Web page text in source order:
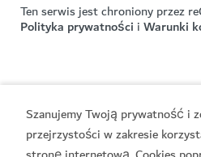
Szanujemy Twoją prywatność i
przejrzystości w zakresie
Ten serwis jest chroniony przez
Polityka prywatności iWarunki